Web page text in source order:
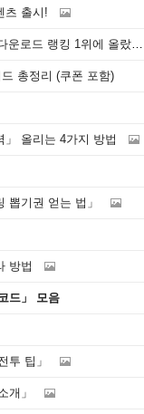
츠 출시!
드 랭킹 1위에 올랐습니다!
총정리 (쿠폰 포함)
」 올리는 4가지 방법
뽑기권 얻는 법」
방법
드」 모음
투 팁」
개」